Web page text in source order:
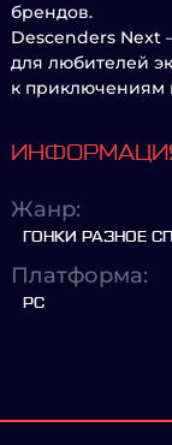
брендов.
Descenders Next
для любителей
к приключениям
Жанр:
ГОНКИ РАЗНОЕ
Платформа:
PC